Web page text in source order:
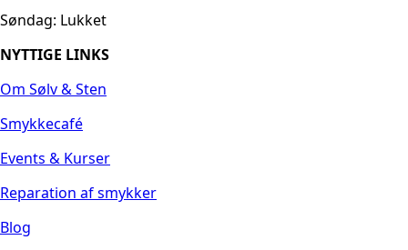
Søndag: Lukket
NYTTIGE LINKS
Om Sølv & Sten
Smykkecafé
Events & Kurser
Reparation af smykker
Blog